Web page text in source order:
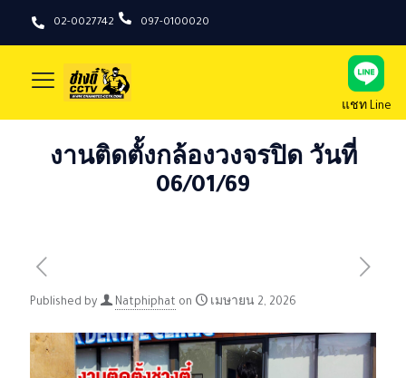
02-0027742 097-0100020
แชท Line
งานติดตั้งกล้องวงจรปิด วันที่
06/01/69
Published by Natphiphat on เมษายน 2, 2026